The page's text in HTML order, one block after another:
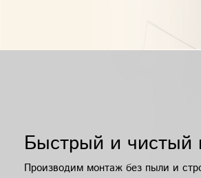
Быстрый и чистый
Производим монтаж без пыли и